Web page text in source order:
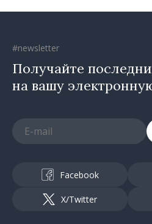
#newsletter
Получайте
на вашу
Facebook
X/Twitter